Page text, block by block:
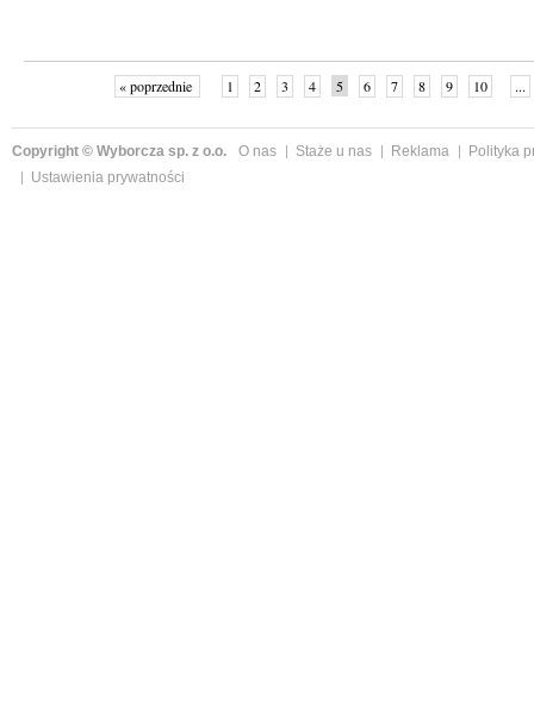
« poprzednie 1 2 3 4 5 6 7 8 9 10 ...
Copyright © Wyborcza sp. z o.o. O nas Staże u nas Reklama
Polityka
Ustawienia prywatności